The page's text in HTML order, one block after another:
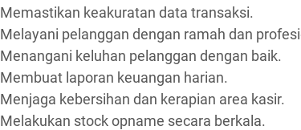
Memastikan keakuratan data transaksi.
Melayani pelanggan dengan ramah dan
Menangani keluhan pelanggan dengan baik.
Membuat laporan keuangan harian.
Menjaga kebersihan dan kerapian area kasir.
Melakukan stock opname secara berkala.